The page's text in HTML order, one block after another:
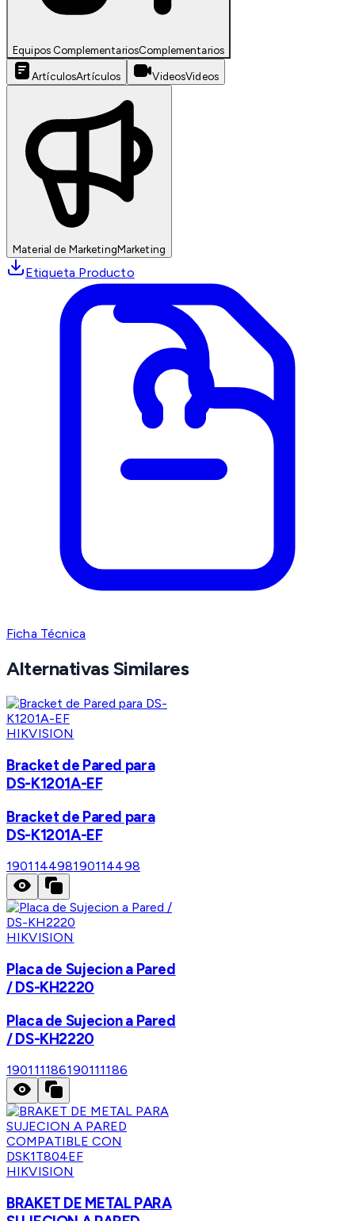
Equipos ComplementariosComplementarios
ArtículosArtículos VideosVideos
Material de MarketingMarketing
Etiqueta Producto
Ficha Técnica
Alternativas Similares
HIKVISION
Bracket de Pared para
DS-K1201A-EF
Bracket de Pared para
DS-K1201A-EF
190114498190114498
HIKVISION
Placa de Sujecion a Pared
/ DS-KH2220
Placa de Sujecion a Pared
/ DS-KH2220
190111186190111186
HIKVISION
BRAKET DE METAL PARA